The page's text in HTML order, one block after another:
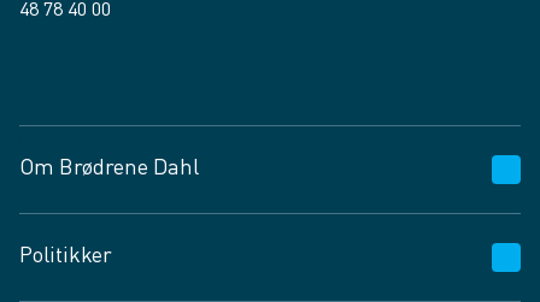
48 78 40 00
Om Brødrene Dahl
Vagttelefon 30 10 89 89
Politikker